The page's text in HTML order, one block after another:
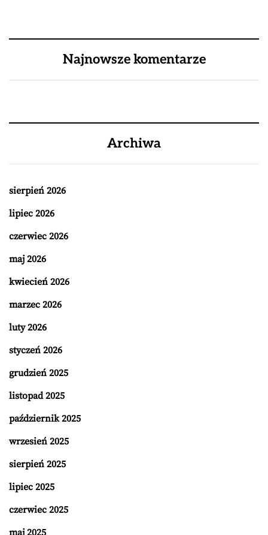
Najnowsze komentarze
Archiwa
sierpień 2026
lipiec 2026
czerwiec 2026
maj 2026
kwiecień 2026
marzec 2026
luty 2026
styczeń 2026
grudzień 2025
listopad 2025
październik 2025
wrzesień 2025
sierpień 2025
lipiec 2025
czerwiec 2025
maj 2025